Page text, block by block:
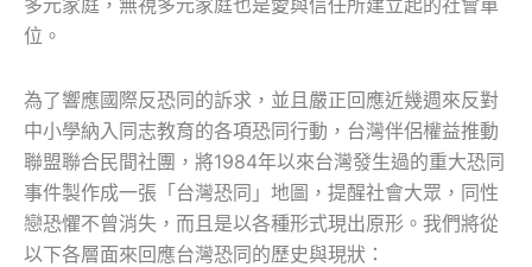
位。
為了響應國際反恐同的訴求，並且嚴正回應近幾週來反對
中小學納入同志教育的各項恐同行動，台灣伴侶權益推動
聯盟聯合民間社團，將1984年以來台灣發生過的重大恐同
事件製作成一張「台灣恐同」地圖，提醒社會大眾，同性
戀恐懼不曾消失，而且是以各種形式現出原形。我們將從
以下各層面來回應台灣恐同的歷史與現狀：